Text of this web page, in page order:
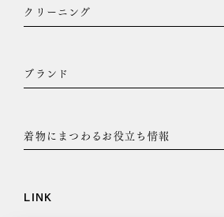
クリーニング
ブランド
着物にまつわるお役立ち情報
LINK